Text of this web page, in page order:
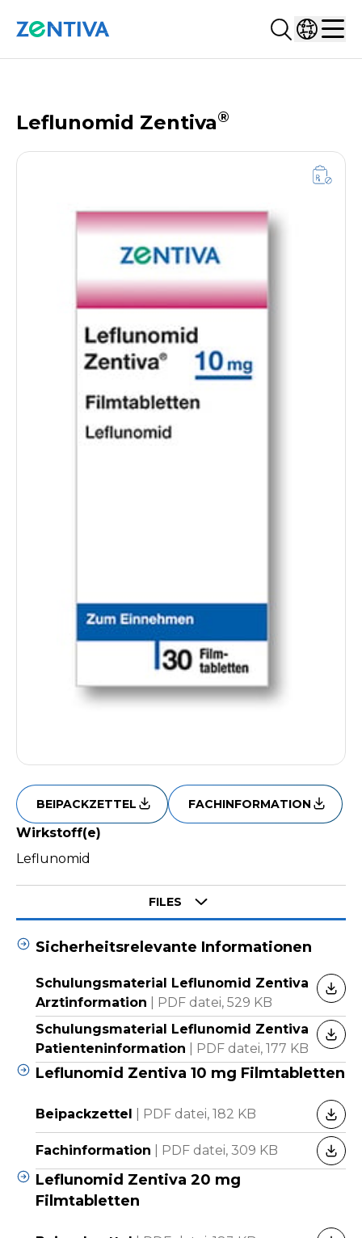
Suchen...
Land
Leflunomid Zentiva®
BEIPACKZETTEL FACHINFORMATION
Wirkstoff(e)
Leflunomid
FILES
Sicherheitsrelevante Informationen
Schulungsmaterial Leflunomid Zentiva
Arztinformation
PDF datei, 529 KB
Schulungsmaterial Leflunomid Zentiva
Patienteninformation
PDF datei, 177 KB
Leflunomid Zentiva 10 mg Filmtabletten
Beipackzettel PDF datei, 182 KB
Fachinformation PDF datei, 309 KB
Leflunomid Zentiva 20 mg
Filmtabletten